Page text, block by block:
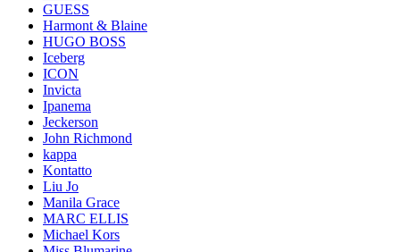
GUESS
Harmont & Blaine
HUGO BOSS
Iceberg
ICON
Invicta
Ipanema
Jeckerson
John Richmond
kappa
Kontatto
Liu Jo
Manila Grace
MARC ELLIS
Michael Kors